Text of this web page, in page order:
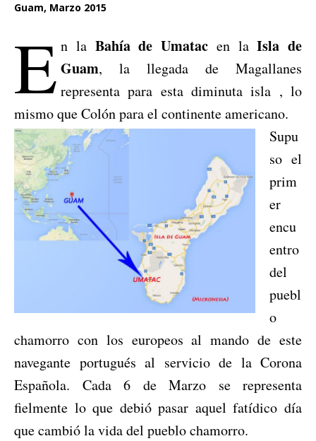
Guam, Marzo 2015
E n la Bahía de Umatac en laIsla de
Guam, la llegada de Magallanes
representa para esta diminuta isla , lo
mismo que Colón para el continente americano.
Supu
so el
prim
er
encu
entro
del
puebl
o
chamorro con los europeos al mando de este
navegante portugués al servicio de la Corona
Española. Cada 6 de Marzo se representa
fielmente lo que debió pasar aquel fatídico día
que cambió la vida del pueblo chamorro.